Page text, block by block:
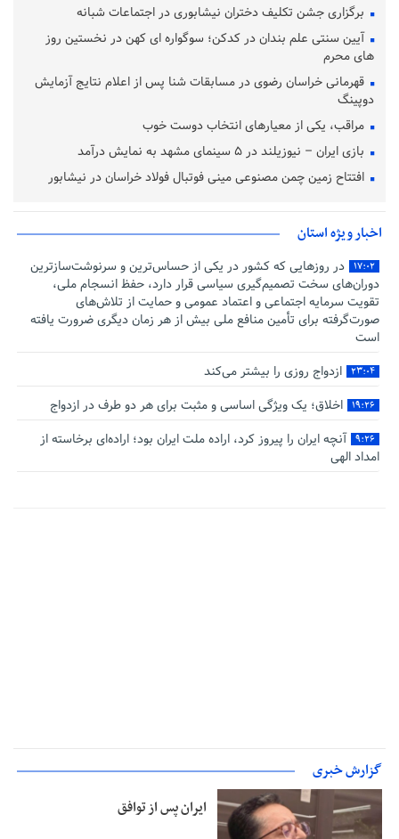
برگزاری جشن تکلیف دختران نیشابوری در اجتماعات شبانه
آیین سنتی علم‌ بندان در کدکن؛ سوگواره‌ ای کهن در نخستین روز
های محرم
قهرمانی خراسان رضوی در مسابقات شنا پس از اعلام نتایج آزمایش
دوپینگ
مراقب، یکی از معیارهای انتخاب دوست خوب
بازی ایران – نیوزیلند در ۵ سینمای مشهد به نمایش درآمد
افتتاح زمین چمن مصنوعی مینی فوتبال فولاد خراسان در نیشابور
اخبار ویژه استان
۱۷:۰۲
در روزهایی که کشور در یکی از حساس‌ترین و سرنوشت‌سازترین
دوران‌های سخت تصمیم‌گیری سیاسی قرار دارد، حفظ انسجام ملی،
تقویت سرمایه اجتماعی و اعتماد عمومی و حمایت از تلاش‌های
صورت‌گرفته برای تأمین منافع ملی بیش از هر زمان دیگری ضرورت یافته
است
۲۳:۰۴ ازدواج روزی را بیشتر می‌کند
۱۹:۲۶ اخلاق؛ یک ویژگی اساسی و مثبت برای هر دو طرف در ازدواج
۹:۲۶
آنچه ایران را پیروز کرد، اراده ملت ایران بود؛ اراده‌ای برخاسته از
امداد الهی
گزارش خبری
ایران پس از توافق